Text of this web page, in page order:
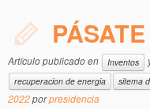
Artículo publicado en Inventos
recuperacion de energia
sitema
2022porpresidencia